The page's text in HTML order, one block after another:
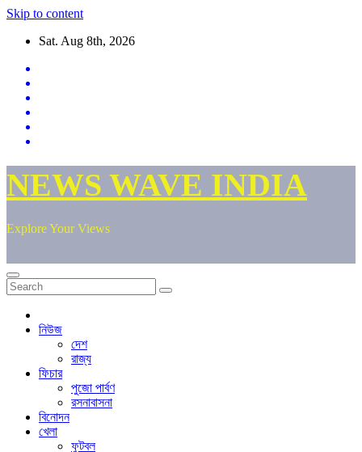
Skip to content
Sat. Aug 8th, 2026
NEWS WAVE INDIA
Explore Your Views
নিউজ
দেশ
রাজ্য
ফিচার
পুজো পার্বণ
রসনাবাসনা
বিনোদন
খেলা
ফুটবল